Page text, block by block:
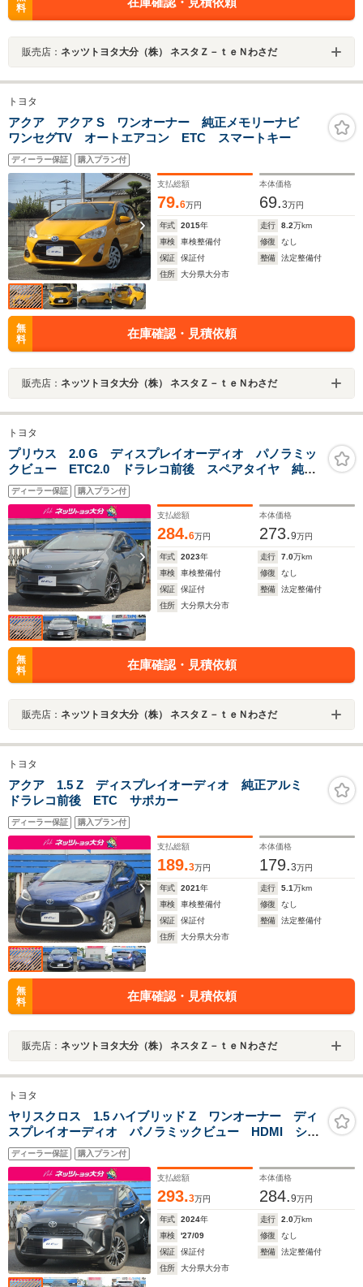
料
販売店： ネッツトヨタ大分（株） ネスタＺ－ｔｅＮわさだ
トヨタ
アクア アクア S ワンオーナー 純正メモリーナビ
ワンセグTV オートエアコン ETC スマートキー
ディーラー保証 購入プラン付
支払総額
79.6万円
本体価格
69.3万円
年式 2015年 走行 8.2万km
車検
車検整備付 修復
なし
保証
保証付 整備
法定整備付
住所
大分県大分市
無
料
在庫確認・見積依頼
販売店： ネッツトヨタ大分（株） ネスタＺ－ｔｅＮわさだ
トヨタ
プリウス 2.0 G ディスプレイオーディオ パノラミッ
クビュー ETC2.0 ドラレコ前後 スペアタイヤ 純正
アルミ サポカー
ディーラー保証 購入プラン付
支払総額
284.6万円
本体価格
273.9万円
年式 2023年 走行 7.0万km
車検
車検整備付 修復
なし
保証
保証付 整備
法定整備付
住所
大分県大分市
無
料
在庫確認・見積依頼
販売店： ネッツトヨタ大分（株） ネスタＺ－ｔｅＮわさだ
トヨタ
アクア 1.5 Z ディスプレイオーディオ 純正アルミ
ドラレコ前後 ETC サポカー
ディーラー保証 購入プラン付
支払総額
189.3万円
本体価格
179.3万円
年式 2021年 走行 5.1万km
車検
車検整備付 修復
なし
保証
保証付 整備
法定整備付
住所
大分県大分市
無
料
在庫確認・見積依頼
販売店： ネッツトヨタ大分（株） ネスタＺ－ｔｅＮわさだ
トヨタ
ヤリスクロス 1.5 ハイブリッド Z ワンオーナー ディ
スプレイオーディオ パノラミックビュー HDMI シー
トヒーター ETC2.0 純正アルミ
ディーラー保証 購入プラン付
支払総額
293.3万円
本体価格
284.9万円
年式 2024年 走行 2.0万km
車検
'27/09 修復
なし
保証
保証付 整備
法定整備付
住所
大分県大分市